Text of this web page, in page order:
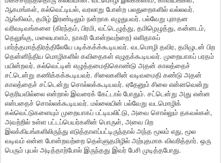
ஆகமங்கள், கல்வெட்டியல், வரலாறு போன்ற பலதுறைகளில் வல்லவர்.
ஆங்கிலம், தமிழ் இரண்டிலும் நன்றாக எழுதுபவர். பல்வேறு புராதன
வரிவடிவங்களை (கிரந்தம், பிரமி, வட்டெழுத்து, தமிழெழுத்து, கன்னடம்,
தெலுங்கு, மலையாளம், நாகரி போன்றவற்றை) எளிதாகப்
பார்த்தமாத்திரத்திலேயே படிக்கக்க்கூடியவர். வடமொழி தவிர, தமிழுடன் பிற
தென்னிந்திய மொழிகளில் கவிதைகள் எழுதக்கூடியவர். முறையாகப் பரதம்
பயின்றவர். கல்வெட்டின் எழுத்தமைதிகொண்டு அதன் காலத்தைச்
சட்டென்று கணிக்கக்கூடியவர். சிலைகளின் வடிவமைதி கண்டு அதன்
காலத்தைச் சட்டென்று சொல்லக்கூடியவர். ஏதேனும் சிலை என்னவென்று
தெரியவில்லை என்றால் இவரைக் கேட்டால் போதும். சட்டென்று அது என்ன
என்பதைச் சொல்லக்கூடியவர். மல்லையின் பல்வேறு வடமொழிக்
கல்வெட்டுகளையும் முறையாகப் பட்டியலிட்டு, அவை சொல்லும் தகவல்கள்,
அவற்றில் உள்ள பட்டப்பெயர்களின் பொருள், அவை பிற
இலக்கியங்களிலிருந்து எடுத்தாளப்பட்டிருந்தால் அந்த மூலம் எது, மூல
வடிவம் என்ன போன்றவற்றை தெள்ளுதமிழில் அற்புதமாக விவரித்தார். ஒரு
பெரும் புயல் அடித்தாற்போல் இருந்தது இவர் பேசி முடித்தபோது.